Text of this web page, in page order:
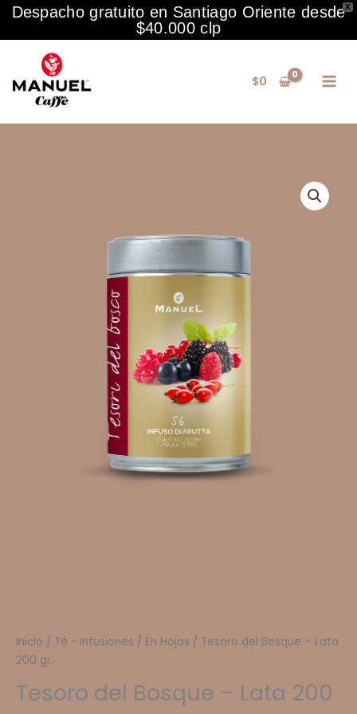
X
Despacho gratuito en Santiago Oriente desde
$40.000 clp
contenido
$0
Inicio / Té - Infusiones / En Hojas / Tesoro del Bosque – Lata
200 gr.
Tesoro del Bosque – Lata 200
Bosque –
200
cantidad